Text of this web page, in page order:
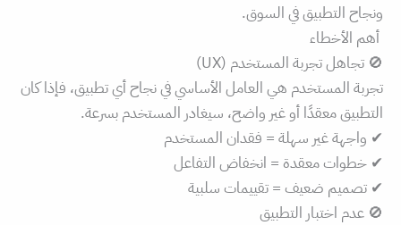
ونجاح التطبيق في السوق.
أهم الأخطاء
🚫 تجاهل تجربة المستخدم (UX)
تجربة المستخدم هي العامل الأساسي في نجاح أي تطبيق، فإذا كان
التطبيق معقدًا أو غير واضح، سيغادر المستخدم بسرعة.
✔ واجهة غير سهلة = فقدان المستخدم
✔ خطوات معقدة = انخفاض التفاعل
✔ تصميم ضعيف = تقييمات سلبية
🚫 عدم اختبار التطبيق